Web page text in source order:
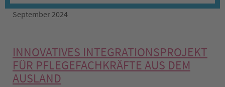
September 2024
INNOVATIVES INTEGRATIONSPROJEKT
FÜR PFLEGEFACHKRÄFTE AUS DEM
AUSLAND